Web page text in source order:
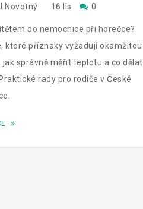
Novotný 16 lis 0
do nemocnice při horečce?
které příznaky vyžadují okamžitou
jak správně měřit teplotu a co dělat
rady pro rodiče v České